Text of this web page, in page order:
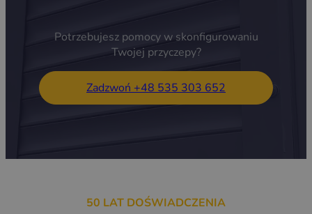
Potrzebujesz pomocy w skonfigurowaniu
Twojej przyczepy?
Zadzwoń +48 535 303 652
50 LAT DOŚWIADCZENIA